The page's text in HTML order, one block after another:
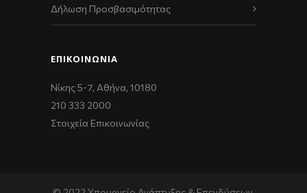
Δήλωση Προσβασιμότητας
ΕΠΙΚΟΙΝΩΝΊΑ
Νίκης 5-7, Αθήνα, 10180
210 333 2000
Στοιχεία Επικοινωνίας